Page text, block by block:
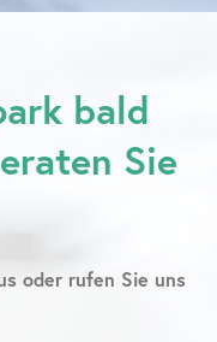
bald
Sie
oder rufen Sie uns